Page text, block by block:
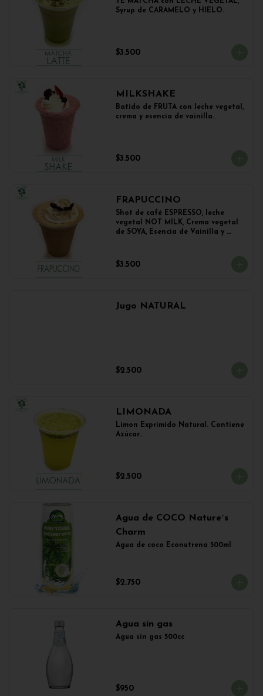
Syrup de CARAMELO y HIELO.
$3.500
MILKSHAKE
Batido de FRUTA con leche vegetal,
crema y esencia de vainilla.
$3.500
FRAPUCCINO
Shot de café ESPRESSO, leche
vegetal NOT MILK, Crema vegetal
de SOYA, Esencia de Vainilla y
$3.500
Jugo NATURAL
$2.500
LIMONADA
Limon Exprimido Natural. Contiene
Azúcar.
$2.500
Agua de COCO Nature´s
Charm
Agua de coco Econutrena 500ml
$2.750
Agua sin gas
Agua sin gas 500cc
$950